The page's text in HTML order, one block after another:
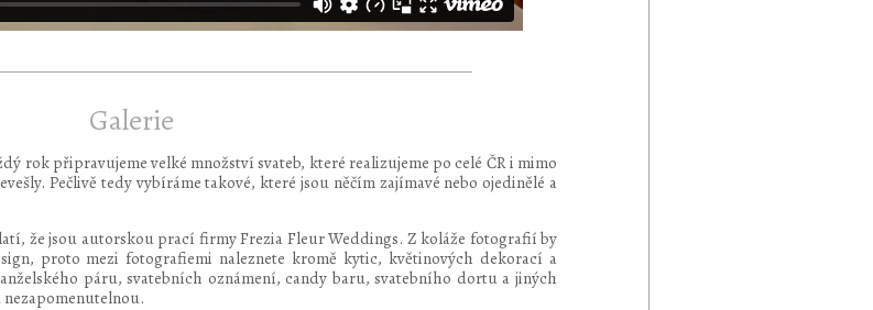
Galerie
rok připravujeme velké množství svateb, které realizujeme po celé ČR i mimo
Pečlivě tedy vybíráme takové, které jsou něčím zajímavé nebo ojedinělé a
že jsou autorskou prací firmy Frezia Fleur Weddings. Z koláže fotografií by
proto mezi fotografiemi naleznete kromě kytic, květinových dekorací a
páru, svatebních oznámení, candy baru, svatebního dortu a jiných